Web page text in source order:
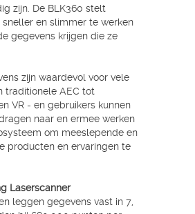
zijn. De BLK360 stelt
en slimmer te werken
gegevens krijgen die ze
zijn waardevol voor vele
traditionele AEC tot
VR - en gebruikers kunnen
naar en ermee werken
om meeslepende en
producten en ervaringen te
Laserscanner
leggen gegevens vast in 7,